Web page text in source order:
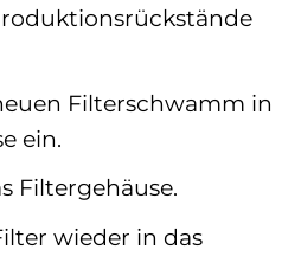
Filterschwamm in
ein.
Filtergehäuse.
wieder in das